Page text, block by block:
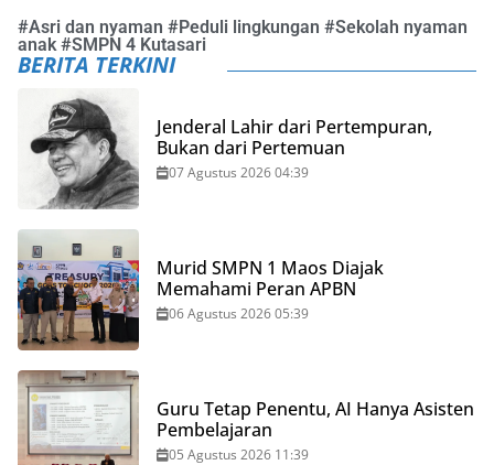
#Asri dan nyaman #Peduli lingkungan #Sekolah nyaman
anak#SMPN 4 Kutasari
BERITA TERKINI
Jenderal Lahir dari Pertempuran,
Bukan dari Pertemuan
07 Agustus 2026 04:39
Murid SMPN 1 Maos Diajak
Memahami Peran APBN
06 Agustus 2026 05:39
Guru Tetap Penentu, AI Hanya Asisten
Pembelajaran
05 Agustus 2026 11:39